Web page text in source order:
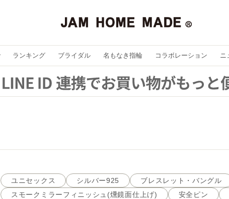
ランキング ブライダル 名もなき指輪 コラボレーション ニ
ユニセックス シルバー925
ブレスレット・バングル
スモークミラーフィニッシュ(燻鏡面仕上げ)
安全ピン